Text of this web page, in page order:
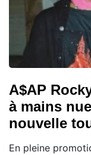
A$AP
à mains
nouvelle
En pleine